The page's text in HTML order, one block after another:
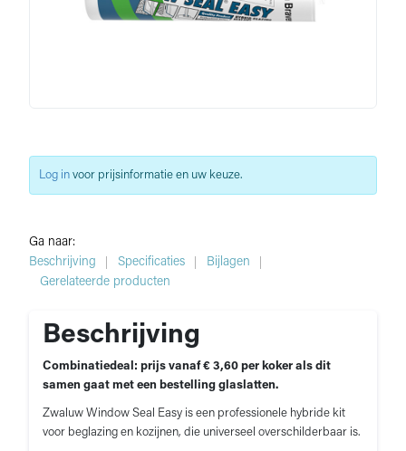
Ga naar:
Beschrijving
Specificaties
Bijlagen
Gerelateerde producten
Beschrijving
Combinatiedeal: prijs vanaf € 3,60 per koker als dit
samen gaat met een bestelling glaslatten.
Zwaluw Window Seal Easy is een professionele hybride kit
voor beglazing en kozijnen, die universeel overschilderbaar is.
Log in voor prijsinformatie en uw keuze.